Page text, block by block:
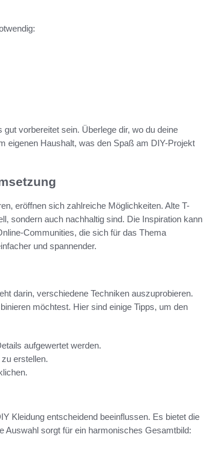
gut vorbereitet sein. Überlege dir, wo du deine
eigenen Haushalt, was den Spaß am DIY-Projekt
eröffnen sich zahlreiche Möglichkeiten. Alte T-
sondern auch nachhaltig sind. Die Inspiration kann
Communities, die sich für das Thema
und spannender.
darin, verschiedene Techniken auszuprobieren.
möchtest. Hier sind einige Tipps, um den
aufgewertet werden.
erstellen.
Kleidung entscheidend beeinflussen. Es bietet die
Auswahl sorgt für ein harmonisches Gesamtbild: